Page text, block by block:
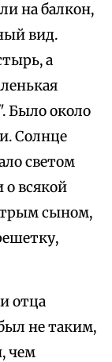
на балкон,
вид.
а
Было около
Солнце
светом
о всякой
сыном,
отца
не таким,
чем